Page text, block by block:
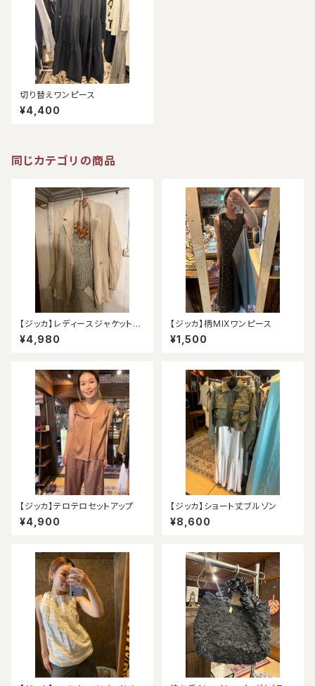
切り替えワンピース
¥4,400
同じカテゴリの商品
【ジッカ】レディースジャケット
（アウトレット）
¥4,980
【ジッカ】柄MIXワンピース
¥1,500
【ジッカ】テロテロセットアップ
¥4,900
【ジッカ】ショート丈ブルゾン
¥8,600